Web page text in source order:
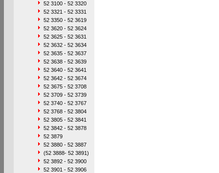
52 3100 - 52 3320
52 3321 - 52 3331
52 3350 - 52 3619
52 3620 - 52 3624
52 3625 - 52 3631
52 3632 - 52 3634
52 3635 - 52 3637
52 3638 - 52 3639
52 3640 - 52 3641
52 3642 - 52 3674
52 3675 - 52 3708
52 3709 - 52 3739
52 3740 - 52 3767
52 3768 - 52 3804
52 3805 - 52 3841
52 3842 - 52 3878
52 3879
52 3880 - 52 3887
(52 3888- 52 3891)
52 3892 - 52 3900
52 3901 - 52 3906